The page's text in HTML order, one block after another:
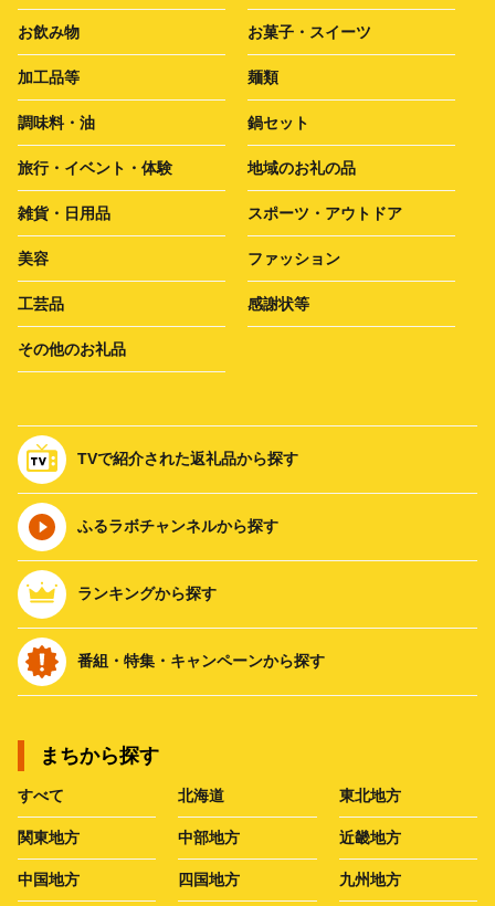
お飲み物 お菓子・スイーツ
加工品等 麺類
調味料・油 鍋セット
旅行・イベント・体験 地域のお礼の品
雑貨・日用品 スポーツ・アウトドア
美容 ファッション
工芸品 感謝状等
その他のお礼品
TVで紹介された返礼品から探す
ふるラボチャンネルから探す
ランキングから探す
番組・特集・キャンペーンから探す
まちから探す
すべて 北海道 東北地方
関東地方 中部地方 近畿地方
中国地方 四国地方 九州地方